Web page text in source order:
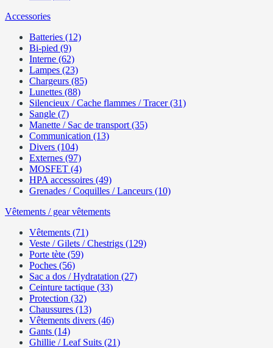
Accessories
Batteries (12)
Bi-pied (9)
Interne (62)
Lampes (23)
Chargeurs (85)
Lunettes (88)
Silencieux / Cache flammes / Tracer (31)
Sangle (7)
Manette / Sac de transport (35)
Communication (13)
Divers (104)
Externes (97)
MOSFET (4)
HPA accessoires (49)
Grenades / Coquilles / Lanceurs (10)
Vêtements / gear vêtements
Vêtements (71)
Veste / Gilets / Chestrigs (129)
Porte tète (59)
Poches (56)
Sac a dos / Hydratation (27)
Ceinture tactique (33)
Protection (32)
Chaussures (13)
Vêtements divers (46)
Gants (14)
Ghillie / Leaf Suits (21)